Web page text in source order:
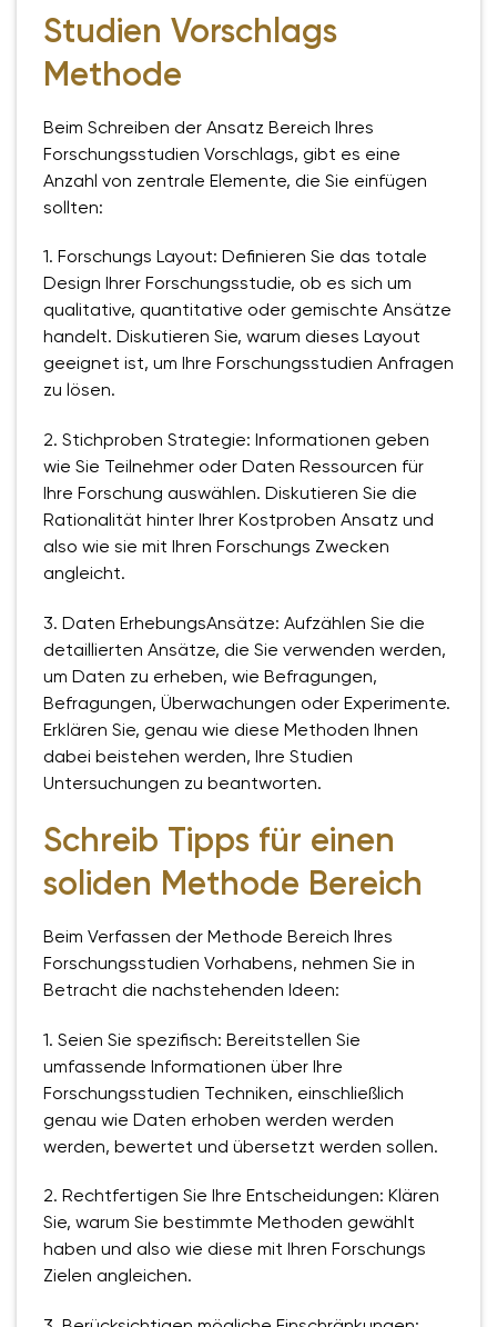
Studien Vorschlags
Methode
Beim Schreiben der Ansatz Bereich Ihres
Forschungsstudien Vorschlags, gibt es eine
Anzahl von zentrale Elemente, die Sie einfügen
sollten:
1. Forschungs Layout: Definieren Sie das totale
Design Ihrer Forschungsstudie, ob es sich um
qualitative, quantitative oder gemischte Ansätze
handelt. Diskutieren Sie, warum dieses Layout
geeignet ist, um Ihre Forschungsstudien Anfragen
zu lösen.
2. Stichproben Strategie: Informationen geben
wie Sie Teilnehmer oder Daten Ressourcen für
Ihre Forschung auswählen. Diskutieren Sie die
Rationalität hinter Ihrer Kostproben Ansatz und
also wie sie mit Ihren Forschungs Zwecken
angleicht.
3. Daten ErhebungsAnsätze: Aufzählen Sie die
detaillierten Ansätze, die Sie verwenden werden,
um Daten zu erheben, wie Befragungen,
Befragungen, Überwachungen oder Experimente.
Erklären Sie, genau wie diese Methoden Ihnen
dabei beistehen werden, Ihre Studien
Untersuchungen zu beantworten.
Schreib Tipps für einen
soliden Methode Bereich
Beim Verfassen der Methode Bereich Ihres
Forschungsstudien Vorhabens, nehmen Sie in
Betracht die nachstehenden Ideen:
1. Seien Sie spezifisch: Bereitstellen Sie
umfassende Informationen über Ihre
Forschungsstudien Techniken, einschließlich
genau wie Daten erhoben werden werden
werden, bewertet und übersetzt werden sollen.
2. Rechtfertigen Sie Ihre Entscheidungen: Klären
Sie, warum Sie bestimmte Methoden gewählt
haben und also wie diese mit Ihren Forschungs
Zielen angleichen.